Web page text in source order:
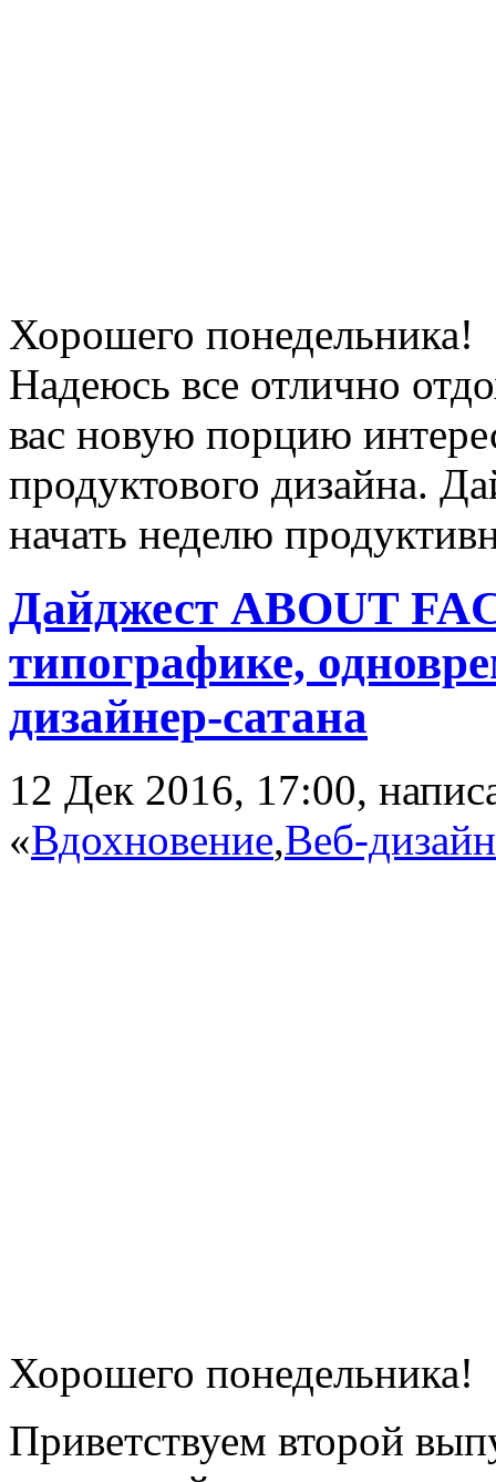
Хорошего понедельника!
Надеюсь все отлично
вас новую порцию
продуктового дизайна.
начать неделю
Дайджест ABOUT
типографике,
дизайнер-cатана
12 Дек 2016, 17:00,
«Вдохновение,Веб-дизайн
Хорошего понедельника!
Приветствуем второй